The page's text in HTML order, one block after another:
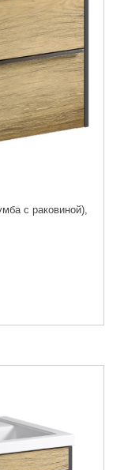
с раковиной),